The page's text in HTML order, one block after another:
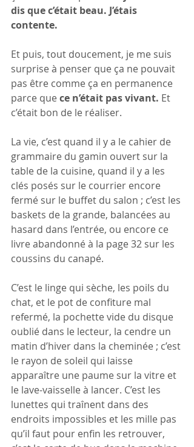
dis que c’était beau. J’étais
contente.
Et puis, tout doucement, je me suis
surprise à penser que ça ne pouvait
pas être comme ça en permanence
parce que ce n’était pas vivant. Et
c’était bon de le réaliser.
La vie, c’est quand il y a le cahier de
grammaire du gamin ouvert sur la
table de la cuisine, quand il y a les
clés posés sur le courrier encore
fermé sur le buffet du salon ; c’est les
baskets de la grande, balancées au
hasard dans l’entrée, ou encore ce
livre abandonné à la page 32 sur les
coussins du canapé.
C’est le linge qui sèche, les poils du
chat, et le pot de confiture mal
refermé, la pochette vide du disque
oublié dans le lecteur, la cendre un
matin d’hiver dans la cheminée ; c’est
le rayon de soleil qui laisse
apparaître une paume sur la vitre et
le lave-vaisselle à lancer. C’est les
lunettes qui traînent dans des
endroits impossibles et les mille pas
qu’il faut pour enfin les retrouver,